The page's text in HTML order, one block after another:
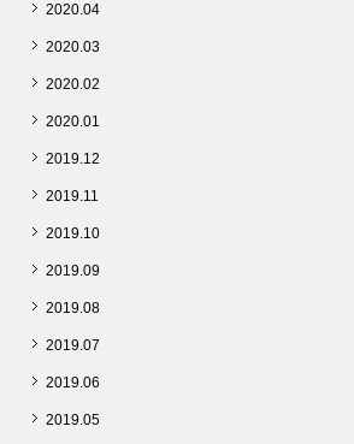
2020.04
2020.03
2020.02
2020.01
2019.12
2019.11
2019.10
2019.09
2019.08
2019.07
2019.06
2019.05